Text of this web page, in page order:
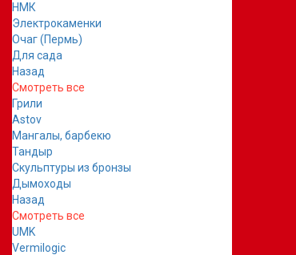
НМК
Электрокаменки
Очаг (Пермь)
Для сада
Назад
Смотреть все
Грили
Astov
Мангалы, барбекю
Тандыр
Скульптуры из бронзы
Дымоходы
Назад
Смотреть все
UMK
Vermilogic